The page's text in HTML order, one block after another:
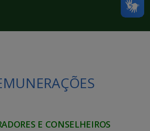
E CONSELHEIROS